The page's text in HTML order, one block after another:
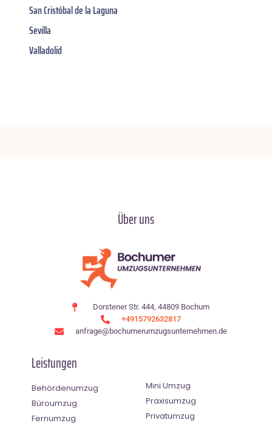
San Cristóbal de la Laguna
Sevilla
Valladolid
Über uns
Dorstener Str. 444, 44809 Bochum
+4915792632817
anfrage@bochumerumzugsunternehmen.de
Leistungen
Behördenumzug
Büroumzug
Fernumzug
Mini Umzug
Praxisumzug
Privatumzug